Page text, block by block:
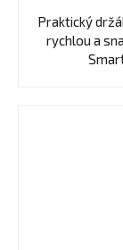
Praktický
rychlou a